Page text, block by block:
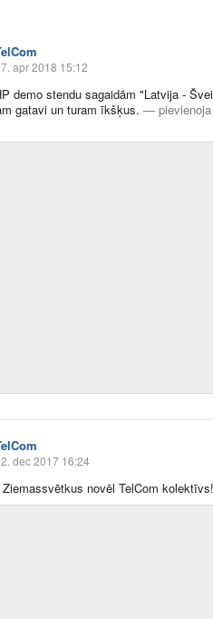
apr 2018 15:12
demo stendu sagaidām "Latvija -
gatavi un turam īkšķus. —
dec 2017 16:24
novēl TelCom kolektīvs!